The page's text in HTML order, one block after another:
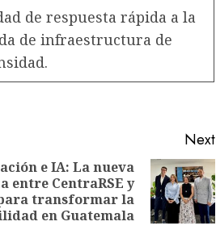
de respuesta rápida a la
de infraestructura de
Next
e IA: La nueva
entre CentraRSE y
transformar la
en Guatemala